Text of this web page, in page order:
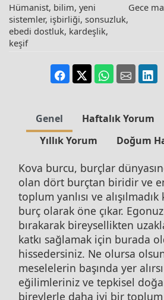
Hümanist, bilim, yeni
sistemler, işbirliği, sonsuzluk,
ebedi dostluk, kardeşlik,
keşif
Gece
Genel Haftalık Yorum
Yıllık Yorum
Doğum
Kova burcu, burçlar
olan dört burçtan biridir ve
toplum yanlısı ve
burç olarak öne çıkar.
bırakarak bireysellikten
katkı sağlamak için burada
hissedersiniz. Ne olursa
meselelerin başında yer
eğilimleriniz ve tepkisel
bireylerle daha iyi bir